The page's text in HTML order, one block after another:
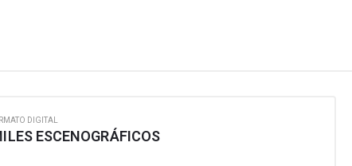
DIGITAL
ESCENOGRÁFICOS